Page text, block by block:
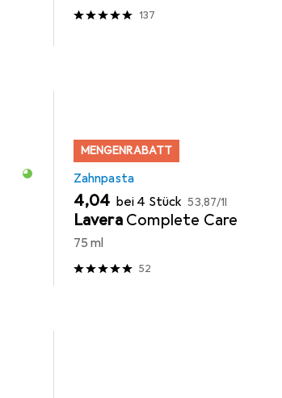
137
MENGENRABATT
Zahnpasta
EUR
4,04 bei 4 Stück EUR
53,87/1l
Lavera Complete Care
75 ml
52